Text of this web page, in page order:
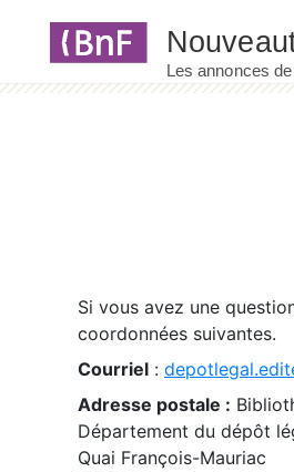
Si vous avez une
coordonnées suivantes.
Courriel :
Adresse postale :
Département du dépôt
Quai François-Mauriac